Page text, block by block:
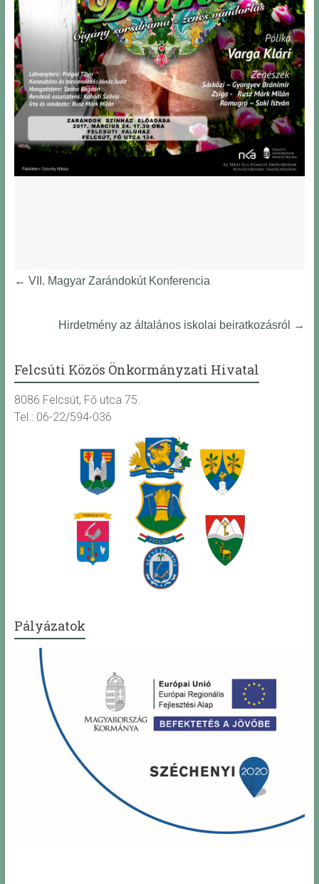
← VII. Magyar Zarándokút Konferencia
Hirdetmény az általános iskolai beiratkozásról →
Felcsúti Közös Önkormányzati Hivatal
8086 Felcsút, Fő utca 75.
Tel.: 06-22/594-036
Pályázatok